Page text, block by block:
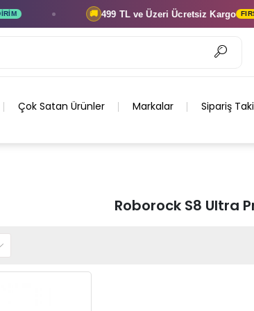
499 TL ve ÜzeriÜcretsiz Kargo FIRSATI
Çok Satan Ürünler Markalar Sipariş
Roborock S8 Ultra